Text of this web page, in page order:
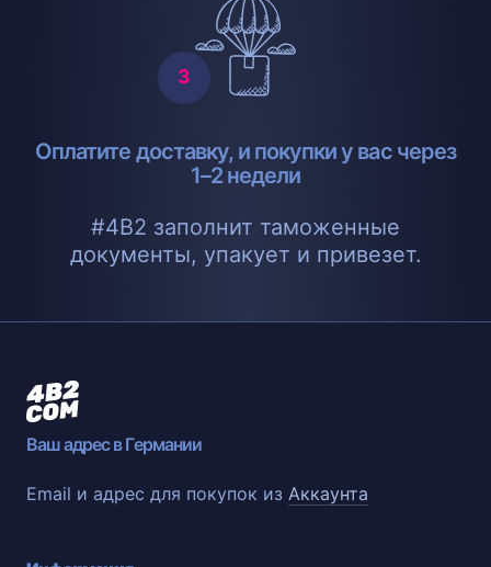
Оплатите доставку, и покупки у вас через
1–2 недели
#4B2 заполнит таможенные
документы, упакует и привезет.
Ваш адрес в Германии
Email и адрес для покупок из Аккаунта